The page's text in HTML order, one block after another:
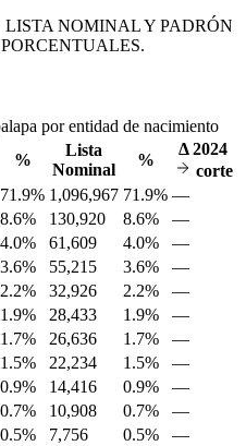
NOMINAL Y PADRÓN
por entidad de nacimiento
%
Lista
Nominal
%
Δ2024
corte
71.9% 1,096,967 71.9% —
8.6% 130,920 8.6%
—
4.0% 61,609 4.0%
—
3.6% 55,215 3.6%
—
2.2% 32,926 2.2%
—
1.9% 28,433 1.9%
—
1.7% 26,636 1.7%
—
1.5% 22,234 1.5%
—
0.9% 14,416 0.9%
—
0.7% 10,908 0.7%
—
0.5% 7,756 0.5%
—